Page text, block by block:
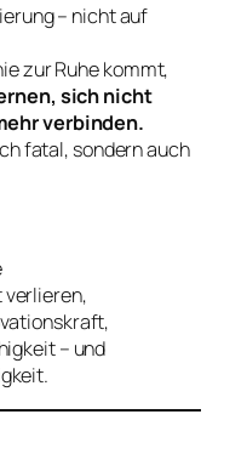
– nicht auf
zur Ruhe kommt,
sich nicht
verbinden.
fatal, sondern auch
– und